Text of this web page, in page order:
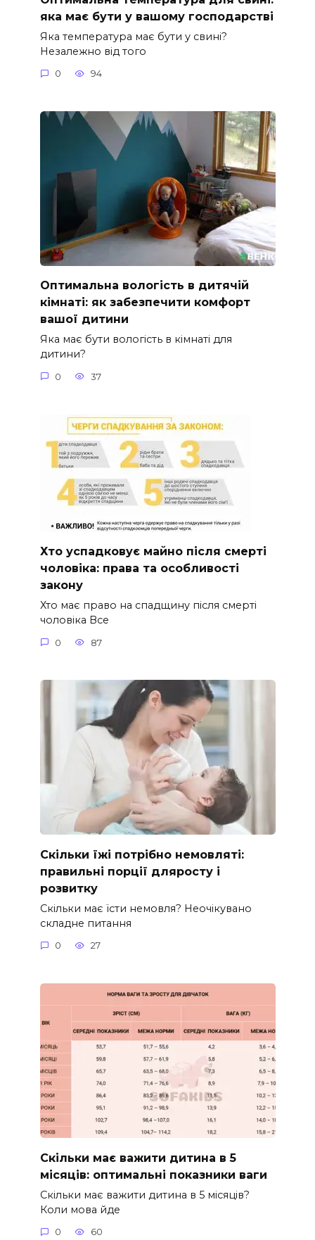
яка має бути у вашому господарстві
Яка температура має бути у свині?
Незалежно від того
0 94
Оптимальна вологість в дитячій
кімнаті: як забезпечити комфорт
вашої дитини
Яка має бути вологість в кімнаті для
дитини?
0 37
Хто успадковує майно після смерті
чоловіка: права та особливості
закону
Хто має право на спадщину після смерті
чоловіка Все
0 87
Скільки їжі потрібно немовляті:
правильні порції дляросту і
розвитку
Скільки має їсти немовля? Неочікувано
складне питання
0 27
Скільки має важити дитина в 5
місяців: оптимальні показники ваги
Скільки має важити дитина в 5 місяців?
Коли мова йде
0 60